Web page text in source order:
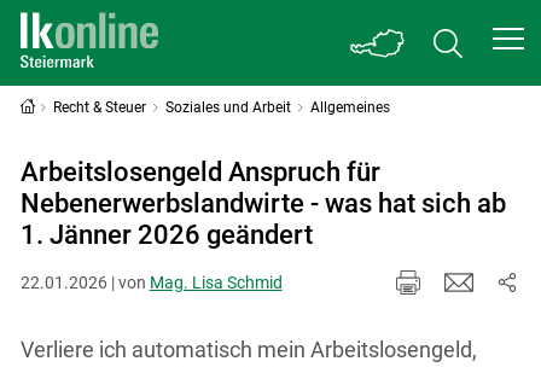
Recht & Steuer Soziales und Arbeit Allgemeines
Arbeitslosengeld Anspruch für
Nebenerwerbslandwirte - was hat sich ab
1. Jänner 2026 geändert
22.01.2026 | von Mag. Lisa Schmid
Verliere ich automatisch mein Arbeitslosengeld,